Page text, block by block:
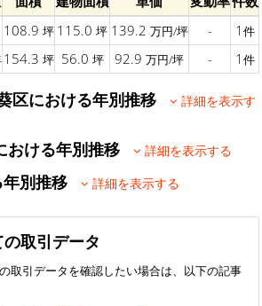
108.9 坪 115.0 坪 139.2 万円/坪 - 1 件
154.3 坪 56.0 坪 92.9 万円/坪 - 1 件
区における年別推移
詳細を表示す
おける年別推移 詳細を表示する
年別推移 詳細を表示する
取引データ
取引データを確認したい場合は、以下の記事